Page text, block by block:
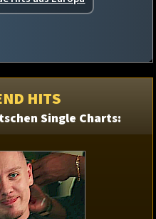
HITS
Single Charts: